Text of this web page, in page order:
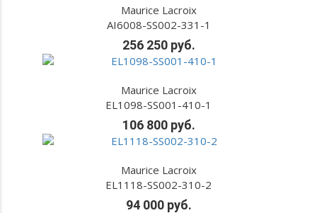
Maurice Lacroix
AI6008-SS002-331-1
256 250 руб.
Maurice Lacroix
EL1098-SS001-410-1
106 800 руб.
Maurice Lacroix
EL1118-SS002-310-2
94 000 руб.